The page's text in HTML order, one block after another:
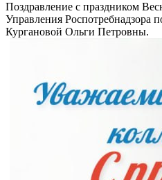
Поздравление с праздником
Управления Роспотребнадзора
Кургановой Ольги Петровны.